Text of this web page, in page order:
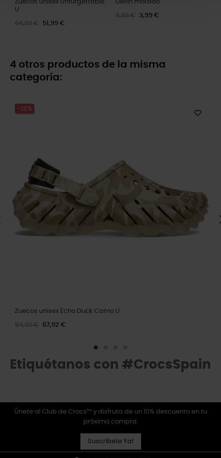
Zuecos unisex Unfurgettable
U
64,99 € 51,99 €
Delfín morado
4,99 € 3,99 €
4 otros productos de la misma
categoría:
-20%
Zuecos unisex Echo Duck Camo U
84,90 € 67,92 €
Etiquétanos con #CrocsSpain
Únete al Club de Crocs™ y disfruta de un 10% descuento en tu
próxima compra.
Suscríbete Ya!